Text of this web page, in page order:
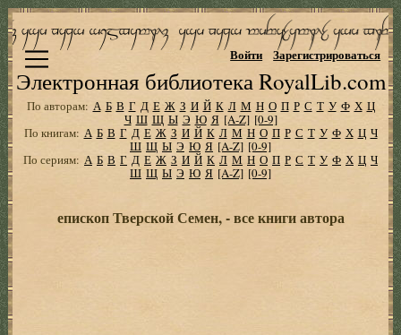
Электронная библиотека RoyalLib.com
Войти Зарегистрироваться
По авторам: А Б В Г Д Е Ж З И Й К Л М Н О П Р С Т У Ф Х Ц
Ч Ш Щ Ы Э Ю Я [A-Z] [0-9]
По книгам: А Б В Г Д Е Ж З И Й К Л М Н О П Р С Т У Ф Х Ц Ч
Ш Щ Ы Э Ю Я [A-Z] [0-9]
По сериям: А Б В Г Д Е Ж З И Й К Л М Н О П Р С Т У Ф Х Ц Ч
Ш Щ Ы Э Ю Я [A-Z] [0-9]
епископ Тверской Семен, - все книги автора